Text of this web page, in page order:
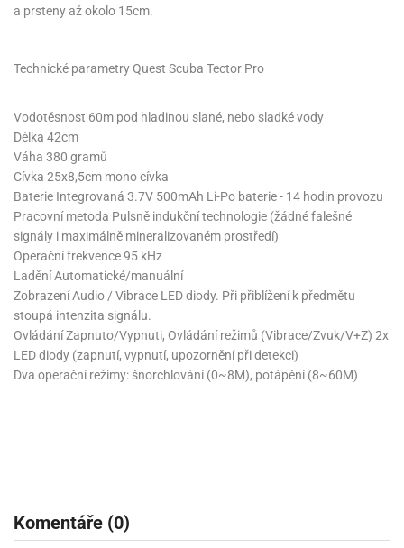
a prsteny až okolo 15cm.
Technické parametry Quest Scuba Tector Pro
Vodotěsnost 60m pod hladinou slané, nebo sladké vody
Délka 42cm
Váha 380 gramů
Cívka 25x8,5cm mono cívka
Baterie Integrovaná 3.7V 500mAh Li-Po baterie - 14 hodin provozu
Pracovní metoda Pulsně indukční technologie (žádné falešné
signály i maximálně mineralizovaném prostředí)
Operační frekvence 95 kHz
Ladění Automatické/manuální
Zobrazení Audio / Vibrace LED diody. Při přiblížení k předmětu
stoupá intenzita signálu.
Ovládání Zapnuto/Vypnuti, Ovládání režimů (Vibrace/Zvuk/V+Z) 2x
LED diody (zapnutí, vypnutí, upozornění při detekci)
Dva operační režimy: šnorchlování (0~8M), potápění (8~60M)
Komentáře (0)